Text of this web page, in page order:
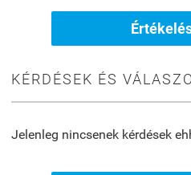
KÉRDÉSEK ÉS
Jelenleg nincsenek kérdések